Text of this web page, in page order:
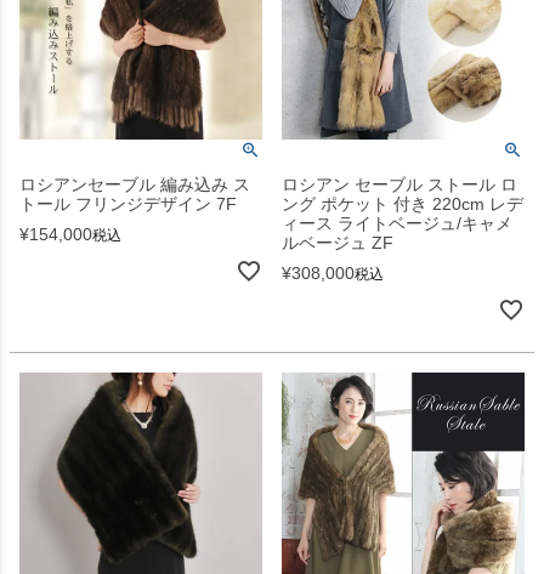
ロシアンセーブル 編み込み ス
トール フリンジデザイン 7F
¥154,000税込
ロシアン セーブル ストール ロ
ング ポケット 付き 220cm レデ
ィース ライトベージュ/キャメ
ルベージュ ZF
¥308,000税込